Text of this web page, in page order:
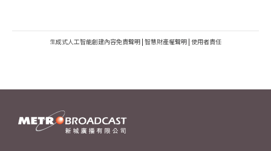
生成式人工智能創建內容免責聲明 | 智慧財產權聲明 | 使用者責任